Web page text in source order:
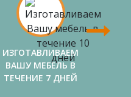
ИЗГОТАВЛИВАЕМ
ВАШУ МЕБЕЛЬ В
ТЕЧЕНИЕ 7 ДНЕЙ